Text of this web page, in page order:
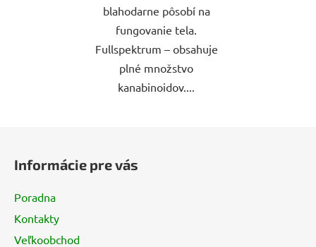
blahodarne pôsobí na
fungovanie tela.
Fullspektrum – obsahuje
plné množstvo
kanabinoidov....
Informácie pre vás
Poradna
Kontakty
Veľkoobchod